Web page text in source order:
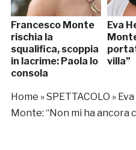
Francesco Monte
rischia la
squalifica, scoppia
in lacrime: Paola lo
consola
Eva
villa”
Home »SPETTACOLO »
Monte: “Non mi ha ancora